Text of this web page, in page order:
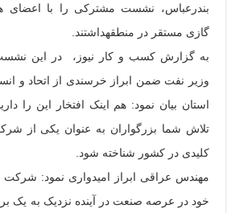
بندرعباس، نشست مشترکی را با اعضای
گازی مستقر در منطقهداشتند.
به گزارش کسب و کار نیوز، در این
وزیر نفت ضمن ابراز خرسندی از اتحاد و
استان بیان نمود: هم اینک افتخار این را
تلاش شما بزرگواران به عنوان یکی از
کلیدی در کشور شناخته شود.
مهندس عراقی ابراز امیدواری نمود: شرکت
خود در عرصه صنعت در آینده نزدیک به یک